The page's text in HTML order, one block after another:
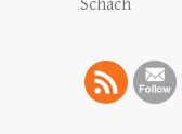
Schach